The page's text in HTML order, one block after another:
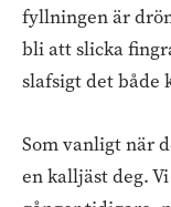
fyllningen är
bli att slicka
slafsigt det både
Som vanligt när
en kalljäst deg.